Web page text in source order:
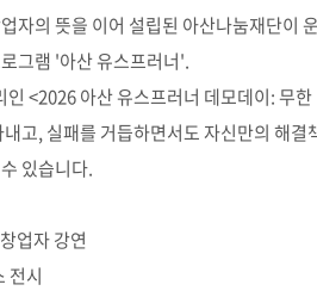
자의 뜻을 이어 설립된 아산나눔재단이
그램 '아산 유스프러너'.
인 <2026 아산 유스프러너 데모데이: 무
고, 실패를 거듭하면서도 자신만의 해
있습니다.
업자 강연
전시